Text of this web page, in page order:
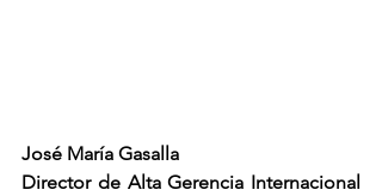
José María Gasalla
Director de Alta Gerencia Internacional